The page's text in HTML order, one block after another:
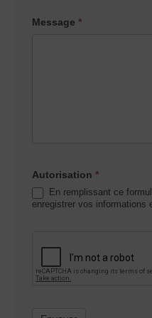
Message *
Autorisation *
En remplissant ce
enregistrer vos informations